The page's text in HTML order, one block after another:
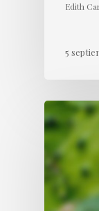
Edith
5